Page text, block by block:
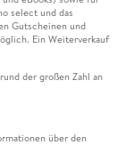
select und das
Gutscheinen und
Ein Weiterverkauf
der großen Zahl an
über den